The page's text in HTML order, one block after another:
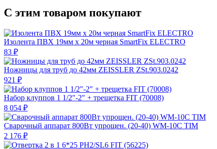
С этим товаром покупают
Изолента ПВХ 19мм х 20м черная SmartFix ELECTRO
83 ₽
Ножницы для труб до 42мм ZEISSLER ZSt.903.0242
921 ₽
Набор клуппов 1 1/2"-2" + трещетка FIT (70008)
8 054 ₽
Сварочный аппарат 800Вт упрощен. (20-40) WM-10C TIM
2 176 ₽